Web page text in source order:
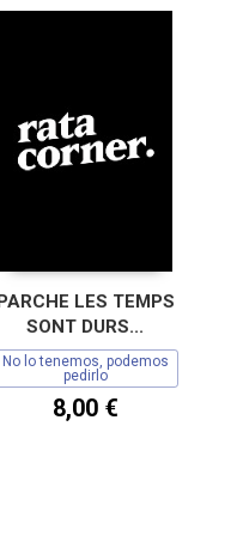
LES TEMPS
SONT DURS...
No lo tenemos, podemos
pedirlo
8,00 €